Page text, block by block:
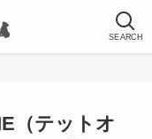
SEARCH
（テットオ